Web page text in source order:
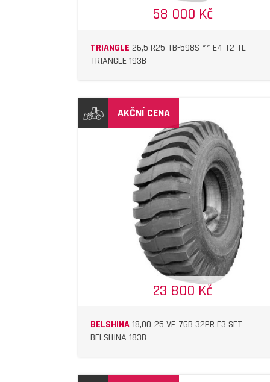
58 000 Kč
TRIANGLE 26,5 R25 TB-598S ** E4 T2 TL
TRIANGLE 193B
AKČNÍ CENA
23 800 Kč
BELSHINA18,00-25 VF-76B 32PR E3 SET
BELSHINA 183B
DETAIL